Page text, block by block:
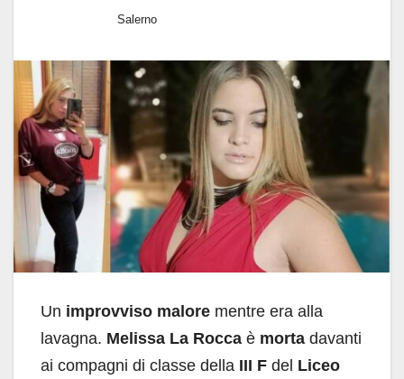
Salerno
Un improvviso malore mentre era alla
lavagna. Melissa La Rocca è morta davanti
ai compagni di classe della III F del Liceo